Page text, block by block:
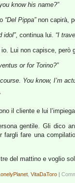
know his name?”
“Del Pippa”non capirà,
idol”, continua lui. “I
Lui non capisce, però
or for Torino?”
course. You know, I’m
il cliente e lui
gentile. Gli dico
fargli fare una
del mattino e voglio
VitaDaToro |